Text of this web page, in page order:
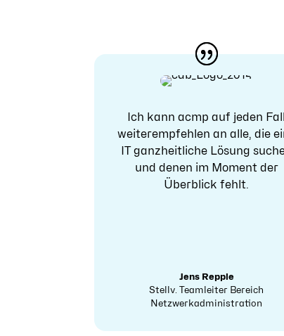
Ich kann acmp auf jeden Fall
weiterempfehlen an alle, die
IT ganzheitliche Lösung
und denen im Moment der
Überblick fehlt.
Jens Repple
Stellv. Teamleiter Bereich
Netzwerkadministration